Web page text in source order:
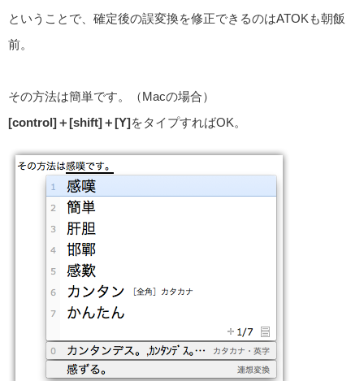
ということで、確定後の誤変換を修正できるのはATOKも朝飯
前。
その方法は簡単です。（Macの場合）
[control]＋[shift]＋[Y]をタイプすればOK。